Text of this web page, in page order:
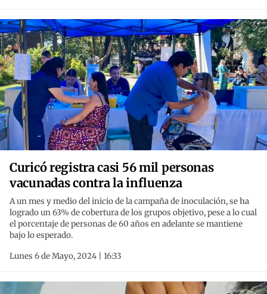
Curicó registra casi 56 mil personas
vacunadas contra la influenza
A un mes y medio del inicio de la campaña de inoculación, se ha
logrado un 63% de cobertura de los grupos objetivo, pese a lo cual
el porcentaje de personas de 60 años en adelante se mantiene
bajo lo esperado.
Lunes 6 de Mayo, 2024 | 16:33